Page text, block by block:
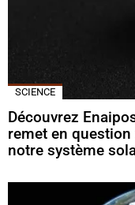
SCIENCE
Découvrez
remet en
notre système